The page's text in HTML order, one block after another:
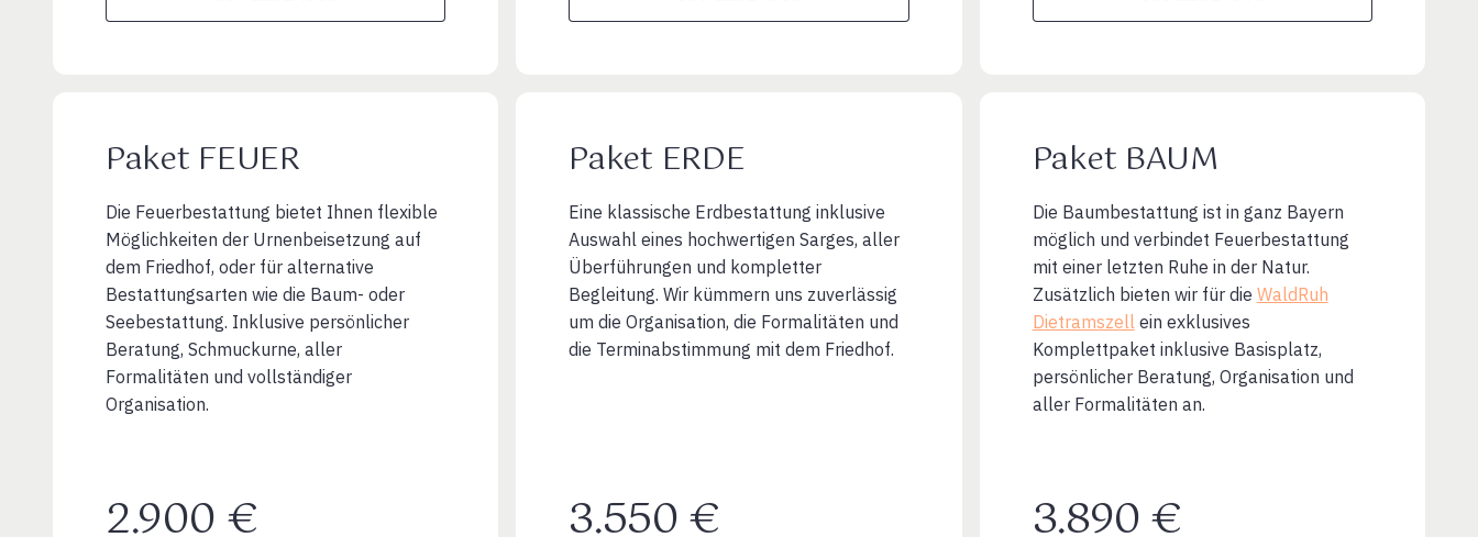
Paket FEUER
Die Feuerbestattung bietet Ihnen flexible
Möglichkeiten der Urnenbeisetzung auf
dem Friedhof, oder für alternative
Bestattungsarten wie die Baum- oder
Seebestattung. Inklusive persönlicher
Beratung, Schmuckurne, aller
Formalitäten und vollständiger
Organisation.
2.900 €
Paket ERDE
Eine klassische Erdbestattung inklusive
Auswahl eines hochwertigen Sarges, aller
Überführungen und kompletter
Begleitung. Wir kümmern uns zuverlässig
um die Organisation, die Formalitäten und
die Terminabstimmung mit dem Friedhof.
3.550 €
Paket BAUM
Die Baumbestattung ist in ganz Bayern
möglich und verbindet Feuerbestattung
mit einer letzten Ruhe in der Natur.
Zusätzlich bieten wir für die WaldRuh
Dietramszellein exklusives
Komplettpaket inklusive Basisplatz,
persönlicher Beratung, Organisation und
aller Formalitäten an.
3.890 €